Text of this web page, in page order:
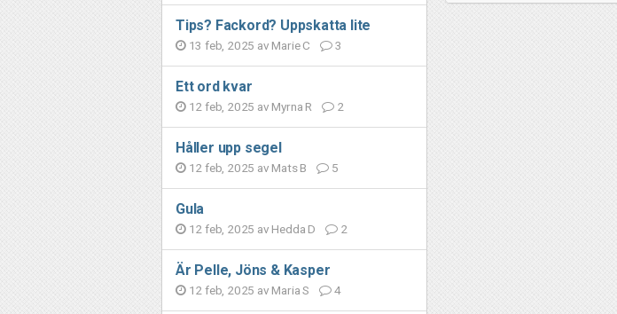
Tips? Fackord? Uppskatta lite
13 feb, 2025 av Marie C 3
Ett ord kvar
12 feb, 2025 av Myrna R 2
Håller upp segel
12 feb, 2025 av Mats B 5
Gula
12 feb, 2025 av Hedda D 2
Är Pelle, Jöns & Kasper
12 feb, 2025 av Maria S 4